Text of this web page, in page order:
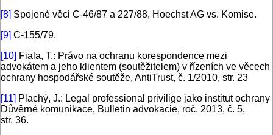
[8] Spojené věci C-46/87 a 227/88, Hoechst AG vs. Komise.
[9] C-155/79.
[10] Fiala, T.: Právo na ochranu korespondence mezi
advokátem a jeho klientem (soutěžitelem) v řízeních ve věcech
ochrany hospodářské soutěže, AntiTrust, č. 1/2010, str. 23
[11] Plachý, J.: Legal professional privilige jako institut ochrany
Důvěrné komunikace, Bulletin advokacie, roč. 2013, č. 5,
str. 36.